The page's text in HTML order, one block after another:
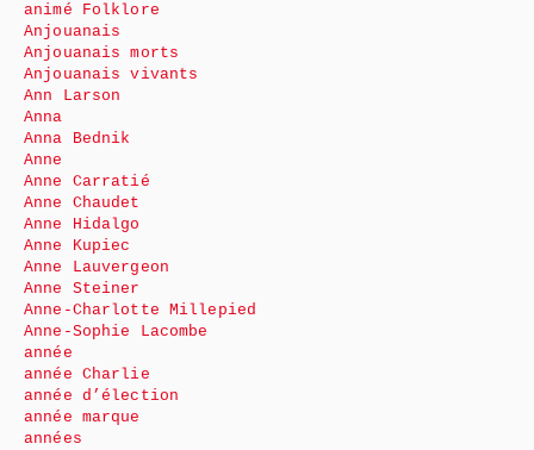
animé Folklore
Anjouanais
Anjouanais morts
Anjouanais vivants
Ann Larson
Anna
Anna Bednik
Anne
Anne Carratié
Anne Chaudet
Anne Hidalgo
Anne Kupiec
Anne Lauvergeon
Anne Steiner
Anne-Charlotte Millepied
Anne-Sophie Lacombe
année
année Charlie
année d’élection
année marque
années